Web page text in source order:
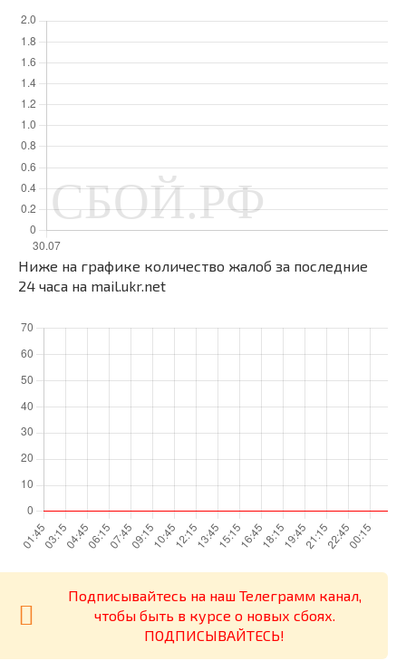
Ниже на графике количество жалоб за последние
24 часа на mail.ukr.net
Подписывайтесь на наш Телеграмм канал,
чтобы быть в курсе о новых сбоях.
ПОДПИСЫВАЙТЕСЬ!